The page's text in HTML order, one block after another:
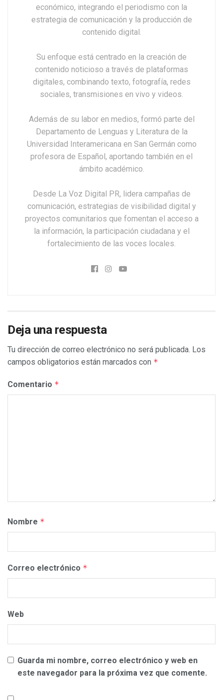
económico, integrando el periodismo con la
estrategia de comunicación y la producción de
contenido digital.
Su enfoque está centrado en la creación de
contenido noticioso a través de plataformas
digitales, combinando texto, fotografía, redes
sociales, transmisiones en vivo y videos.
Además de su labor en medios, formó parte del
Departamento de Lenguas y Literatura de la
Universidad Interamericana en San Germán como
profesora de Español, aportando también en el
ámbito académico.
Desde La Voz Digital PR, lidera campañas de
comunicación, estrategias de visibilidad digital y
proyectos comunitarios que fomentan el acceso a
la información, la participación ciudadana y el
fortalecimiento de las voces locales.
Deja una respuesta
Tu dirección de correo electrónico no será publicada. Los
campos obligatorios están marcados con *
Comentario *
Nombre *
Correo electrónico *
Web
Guarda mi nombre, correo electrónico y web en
este navegador para la próxima vez que comente.